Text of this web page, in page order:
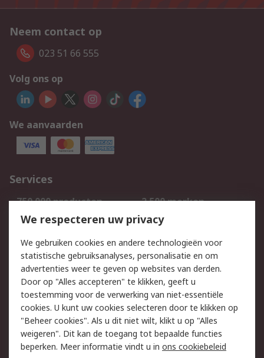
Neem contact op
023 51 66 555
Volg ons op
We aanvaarden
Services
750.000 producten
2.500 merken
Bestellen
Inkoopoplossingen
Track & Trace
Wettelijk
Cookiebeleid
Email veiligheid
Privacybeleid
Websitevoorwaarden
Algemene
verkoopvoorwaarden
We respecteren uw privacy
We gebruiken cookies en andere technologieën voor
statistische gebruiksanalyses, personalisatie en om
advertenties weer te geven op websites van derden.
Door op "Alles accepteren" te klikken, geeft u
toestemming voor de verwerking van niet-essentiële
cookies. U kunt uw cookies selecteren door te klikken op
"Beheer cookies". Als u dit niet wilt, klikt u op "Alles
weigeren". Dit kan de toegang tot bepaalde functies
beperken. Meer informatie vindt u in ons cookiebeleid